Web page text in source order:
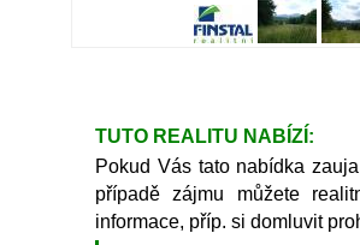
TUTO REALITU NABÍZÍ:
Pokud Vás tato nabídka
případě zájmu můžete
informace, příp. si domluvit